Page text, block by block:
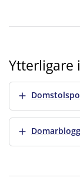
Ytterligare
Visa mer
Visa mer